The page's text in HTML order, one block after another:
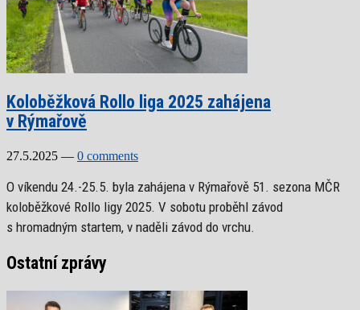
Koloběžková Rollo liga 2025 zahájena
v Rýmařově
27.5.2025 — 0 comments
O víkendu 24.-25.5. byla zahájena v Rýmařově 51. sezona MČR
koloběžkové Rollo ligy 2025. V sobotu proběhl závod
s hromadným startem, v naděli závod do vrchu.
Ostatní zprávy